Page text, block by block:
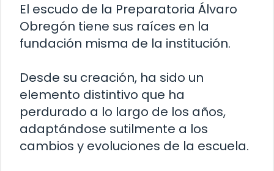
El escudo de la Preparatoria Álvaro
Obregón tiene sus raíces en la
fundación misma de la institución.
Desde su creación, ha sido un
elemento distintivo que ha
perdurado a lo largo de los años,
adaptándose sutilmente a los
cambios y evoluciones de la escuela.